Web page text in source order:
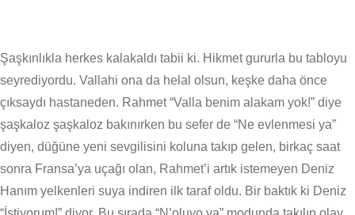
Şaşkınlıkla herkes kalakaldı tabii ki. Hikmet gururla bu tabloyu
seyrediyordu. Vallahi ona da helal olsun, keşke daha önce
çıksaydı hastaneden. Rahmet “Valla benim alakam yok!” diye
şaşkaloz şaşkaloz bakınırken bu sefer de “Ne evlenmesi ya”
diyen, düğüne yeni sevgilisini koluna takıp gelen, birkaç saat
sonra Fransa’ya uçağı olan, Rahmet’i artık istemeyen Deniz
Hanım yelkenleri suya indiren ilk taraf oldu. Bir baktık ki Deniz